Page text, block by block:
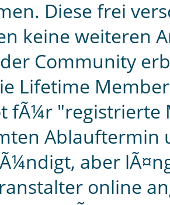
Diese frei
keine weiteren
Community
Lifetime
fÃ¼r "registrierte
Ablauftermin
aber
online